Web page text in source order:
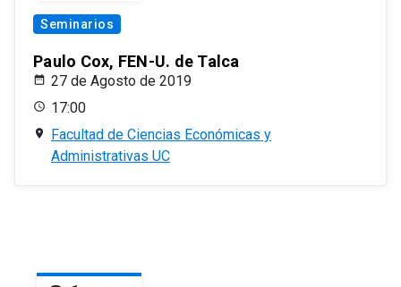
Seminarios
Paulo Cox, FEN-U. de Talca
27 de Agosto de 2019
17:00
Facultad de Ciencias Económicas y
Administrativas UC